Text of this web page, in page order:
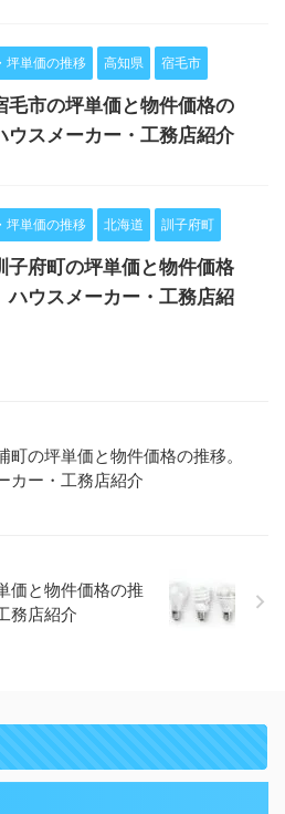
坪単価の推移 高知県 宿毛市
毛市の坪単価と物件価格の
ウスメーカー・工務店紹介
坪単価の推移 北海道 訓子府町
子府町の坪単価と物件価格
ハウスメーカー・工務店紹
町の坪単価と物件価格の推移。
カー・工務店紹介
価と物件価格の推
務店紹介